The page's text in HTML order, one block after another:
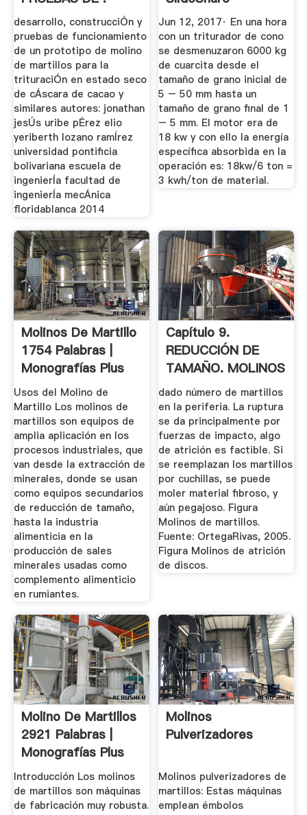
desarrollo, construcciÓn y
pruebas de funcionamiento
de un prototipo de molino
de martillos para la
trituraciÓn en estado seco
de cÁscara de cacao y
similares autores: jonathan
jesÚs uribe pÉrez elio
yeriberth lozano ramÍrez
universidad pontificia
bolivariana escuela de
ingenierÍa facultad de
ingenierÍa mecÁnica
floridablanca 2014
Jun 12, 2017· En una hora
con un triturador de cono
se desmenuzaron 6000 kg
de cuarcita desde el
tamaño de grano inicial de
5 – 50 mm hasta un
tamaño de grano final de 1
– 5 mm. El motor era de
18 kw y con ello la energía
específica absorbida en la
operación es: 18kw/6 ton =
3 kwh/ton de material.
Molinos De Martillo
1754 Palabras |
Monografías Plus
Usos del Molino de
Martillo Los molinos de
martillos son equipos de
amplia aplicación en los
procesos industriales, que
van desde la extracción de
minerales, donde se usan
como equipos secundarios
de reducción de tamaño,
hasta la industria
alimenticia en la
producción de sales
minerales usadas como
complemento alimenticio
en rumiantes.
Capítulo 9.
REDUCCIÓN DE
TAMAÑO. MOLINOS
.
dado número de martillos
en la periferia. La ruptura
se da principalmente por
fuerzas de impacto, algo
de atrición es factible. Si
se reemplazan los martillos
por cuchillas, se puede
moler material fibroso, y
aún pegajoso. Figura
Molinos de martillos.
Fuente: OrtegaRivas, 2005.
Figura Molinos de atrición
de discos.
Molino De Martillos
2921 Palabras |
Monografías Plus
Introducción Los molinos
de martillos son máquinas
de fabricación muy robusta.
Molinos
Pulverizadores
Molinos pulverizadores de
martillos: Estas máquinas
emplean émbolos